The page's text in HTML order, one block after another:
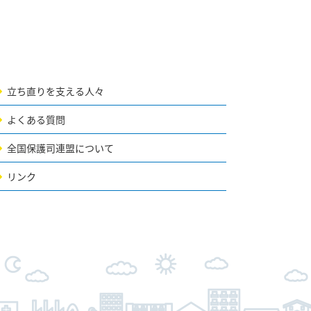
立ち直りを支える人々
よくある質問
全国保護司連盟について
リンク